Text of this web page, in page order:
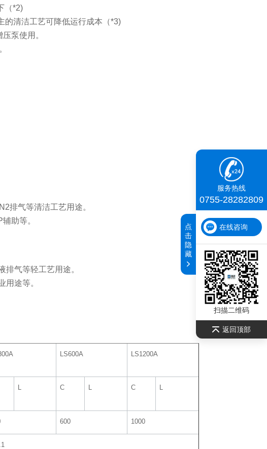
（*2)
的清洁工艺可降低运行成本（*3)
泵使用。
排气等清洁工艺用途。
助等。
气等轻工艺用途。
用途等。
LS600A LS1200A
L C L C L
600 1000
服务热线
0755-28282809
在线咨询
扫描二维码
返回顶部
点
击
隐
藏